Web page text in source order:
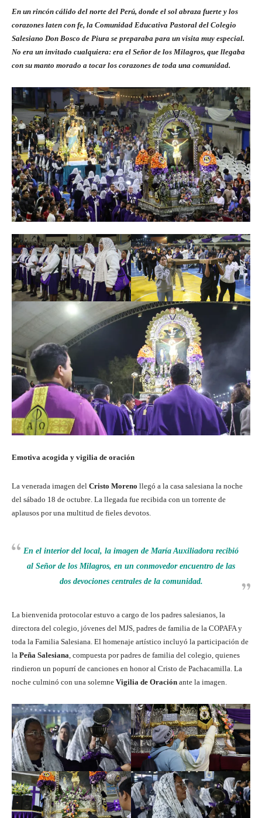
En un rincón cálido del norte del Perú, donde el sol abraza fuerte y los
corazones laten con fe, la Comunidad Educativa Pastoral del Colegio
Salesiano Don Bosco de Piura se preparaba para un visita muy especial.
No era un invitado cualquiera: era el Señor de los Milagros, que llegaba
con su manto morado a tocar los corazones de toda una comunidad.
Emotiva acogida y vigilia de oración
La venerada imagen del Cristo Moreno llegó a la casa salesiana la noche
del sábado 18 de octubre. La llegada fue recibida con un torrente de
aplausos por una multitud de fieles devotos.
En el interior del local, la imagen de María Auxiliadora recibió
al Señor de los Milagros, en un conmovedor encuentro de las
dos devociones centrales de la comunidad.
La bienvenida protocolar estuvo a cargo de los padres salesianos, la
directora del colegio, jóvenes del MJS, padres de familia de la COPAFA y
toda la Familia Salesiana. El homenaje artístico incluyó la participación de
la Peña Salesiana, compuesta por padres de familia del colegio, quienes
rindieron un popurrí de canciones en honor al Cristo de Pachacamilla. La
noche culminó con una solemne Vigilia de Oración ante la imagen.